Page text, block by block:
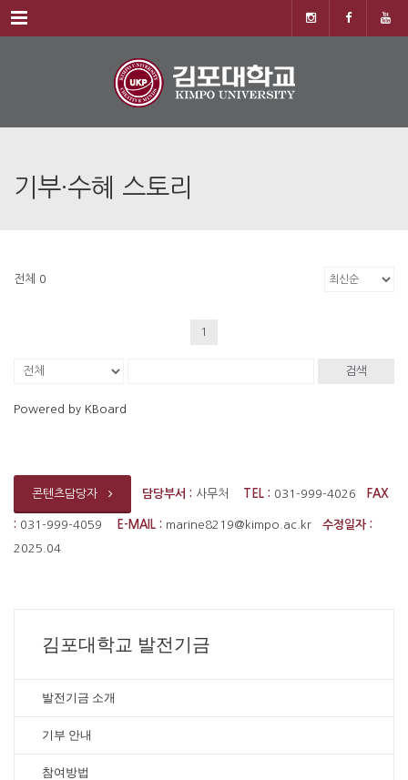
Menu
기부·수혜 스토리
전체 0
1
검색
Powered by KBoard
콘텐츠담당자 담당부서 : 사무처 TEL : 031-999-4026 FAX
: 031-999-4059 E-MAIL : marine8219@kimpo.ac.kr 수정일자 :
2025.04
김포대학교 발전기금
발전기금 소개
기부 안내
참여방법